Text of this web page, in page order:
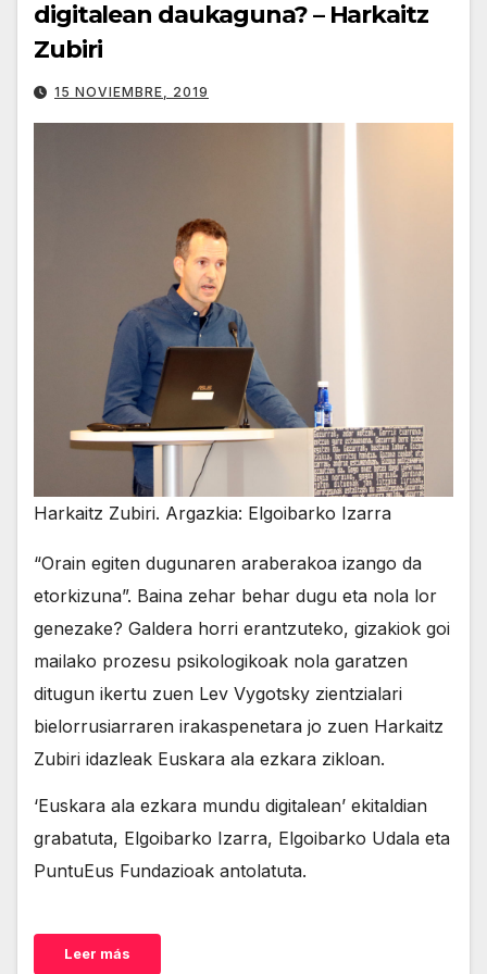
digitalean daukaguna? – Harkaitz
Zubiri
15 NOVIEMBRE, 2019
Harkaitz Zubiri. Argazkia: Elgoibarko Izarra
“Orain egiten dugunaren araberakoa izango da
etorkizuna”. Baina zehar behar dugu eta nola lor
genezake? Galdera horri erantzuteko, gizakiok goi
mailako prozesu psikologikoak nola garatzen
ditugun ikertu zuen Lev Vygotsky zientzialari
bielorrusiarraren irakaspenetara jo zuen Harkaitz
Zubiri idazleak Euskara ala ezkara zikloan.
‘Euskara ala ezkara mundu digitalean’ ekitaldian
grabatuta, Elgoibarko Izarra, Elgoibarko Udala eta
PuntuEus Fundazioak antolatuta.
Leer más